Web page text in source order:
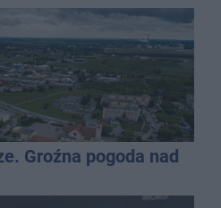
Groźna pogoda nad